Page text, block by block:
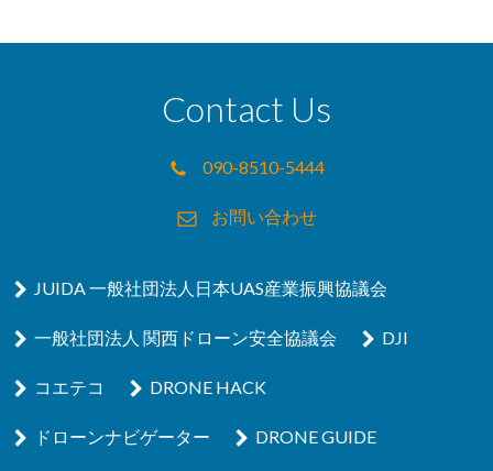
Contact Us
090-8510-5444
お問い合わせ
JUIDA 一般社団法人日本UAS産業振興協議会
一般社団法人 関西ドローン安全協議会 DJI
コエテコ DRONE HACK
ドローンナビゲーター DRONE GUIDE